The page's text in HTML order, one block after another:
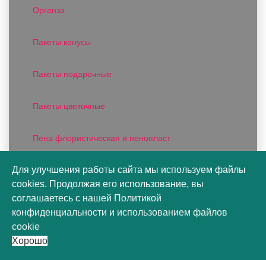
Органза
Пакеты конусы
Пакеты подарочные
Пакеты цветочные
Пена флористическая и пенопласт
Плайм пакеты для цветов
Пленка DUOMAT
Пленка для подарков
Для улучшения работы сайта мы используем файлы
cookies. Продолжая его использование, вы
соглашаетесь с нашей Политикой
конфиденциальности и использованием файлов
cookie
Хорошо